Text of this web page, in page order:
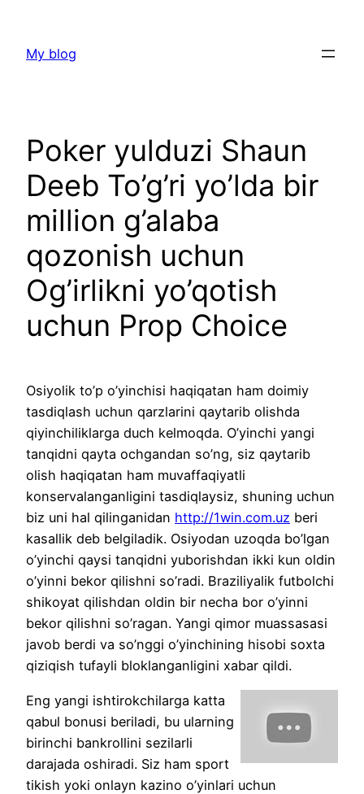
content
My blog
Poker yulduzi Shaun
Deeb To’g’ri yo’lda bir
million g’alaba
qozonish uchun
Og’irlikni yo’qotish
uchun Prop Choice
Osiyolik to’p o’yinchisi haqiqatan ham doimiy
tasdiqlash uchun qarzlarini qaytarib olishda
qiyinchiliklarga duch kelmoqda. O’yinchi yangi
tanqidni qayta ochgandan so’ng, siz qaytarib
olish haqiqatan ham muvaffaqiyatli
konservalanganligini tasdiqlaysiz, shuning uchun
biz uni hal qilinganidan http://1win.com.uz beri
kasallik deb belgiladik. Osiyodan uzoqda bo’lgan
o’yinchi qaysi tanqidni yuborishdan ikki kun oldin
o’yinni bekor qilishni so’radi. Braziliyalik futbolchi
shikoyat qilishdan oldin bir necha bor o’yinni
bekor qilishni so’ragan. Yangi qimor muassasasi
javob berdi va so’nggi o’yinchining hisobi soxta
qiziqish tufayli bloklanganligini xabar qildi.
Eng yangi ishtirokchilarga katta
qabul bonusi beriladi, bu ularning
birinchi bankrollini sezilarli
darajada oshiradi. Siz ham sport
tikish yoki onlayn kazino o’yinlari uchun